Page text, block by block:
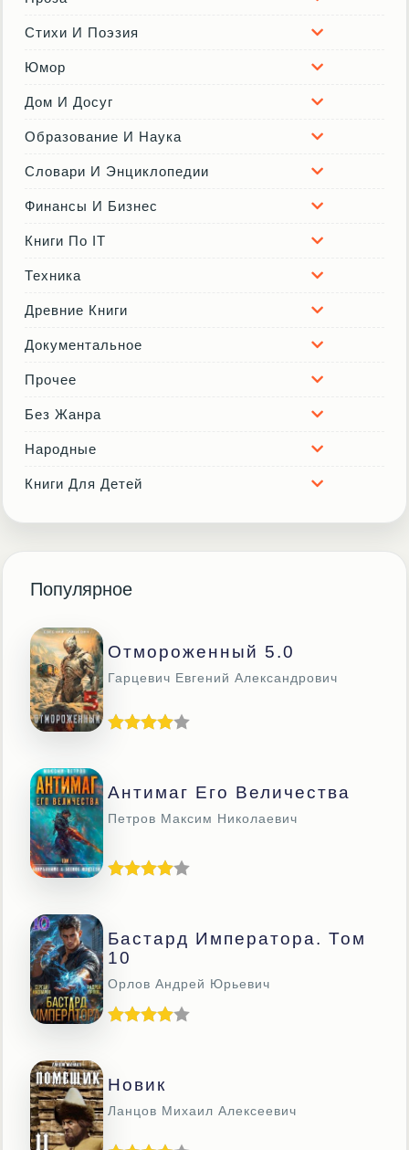
Стихи И Поэзия
Юмор
Дом И Досуг
Образование И Наука
Словари И Энциклопедии
Финансы И Бизнес
Книги По IT
Техника
Древние Книги
Документальное
Прочее
Без Жанра
Народные
Книги Для Детей
Популярное
Отмороженный 5.0
Гарцевич Евгений Александрович
Антимаг Его Величества
Петров Максим Николаевич
Бастард Императора. Том
10
Орлов Андрей Юрьевич
Новик
Ланцов Михаил Алексеевич